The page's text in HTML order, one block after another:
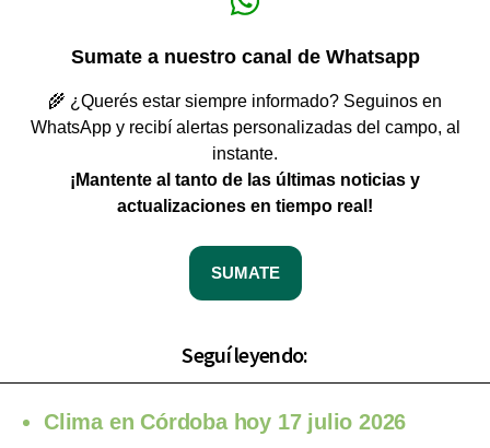
Sumate a nuestro canal de Whatsapp
🌾 ¿Querés estar siempre informado? Seguinos en
WhatsApp y recibí alertas personalizadas del campo, al
instante.
¡Mantente al tanto de las últimas noticias y
actualizaciones en tiempo real!
SUMATE
Seguí leyendo:
Clima en Córdoba hoy 17 julio 2026